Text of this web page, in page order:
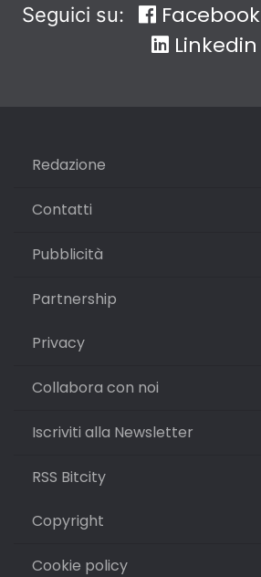
Seguici su: Facebook
Linkedin
Redazione
Contatti
Pubblicità
Partnership
Privacy
Collabora con noi
Iscriviti alla Newsletter
RSS Bitcity
Copyright
Cookie policy